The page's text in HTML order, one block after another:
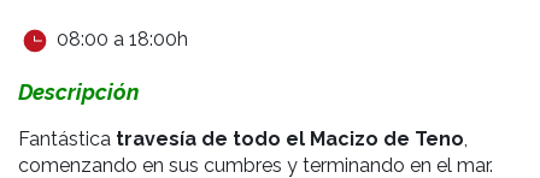
08:00 a 18:00h
Descripción
Fantástica travesía de todo el Macizo de Teno
comenzando en sus cumbres y terminando en el mar.